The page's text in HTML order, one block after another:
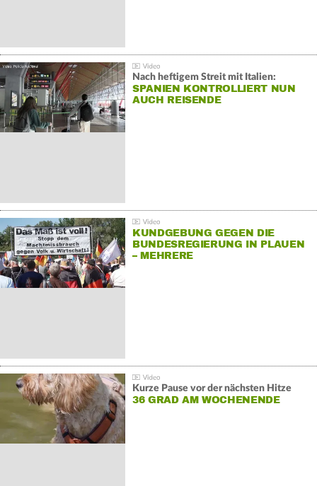
Nach heftigem Streit mit Italien:
SPANIEN KONTROLLIERT NUN
AUCH REISENDE
KUNDGEBUNG GEGEN DIE
BUNDESREGIERUNG IN PLAUEN
– MEHRERE
Kurze Pause vor der nächsten Hitze
36 GRAD AM WOCHENENDE